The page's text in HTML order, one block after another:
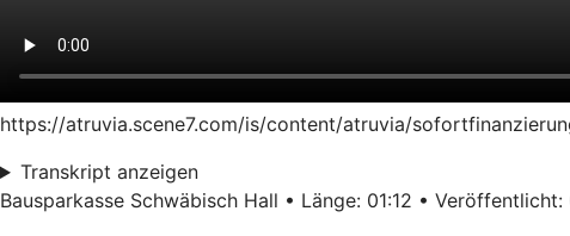
https://atruvia.scene7.com/is/content/atruvia/
Transkript anzeigen
Bausparkasse Schwäbisch Hall • Länge: 01:12 • Veröffentlicht: